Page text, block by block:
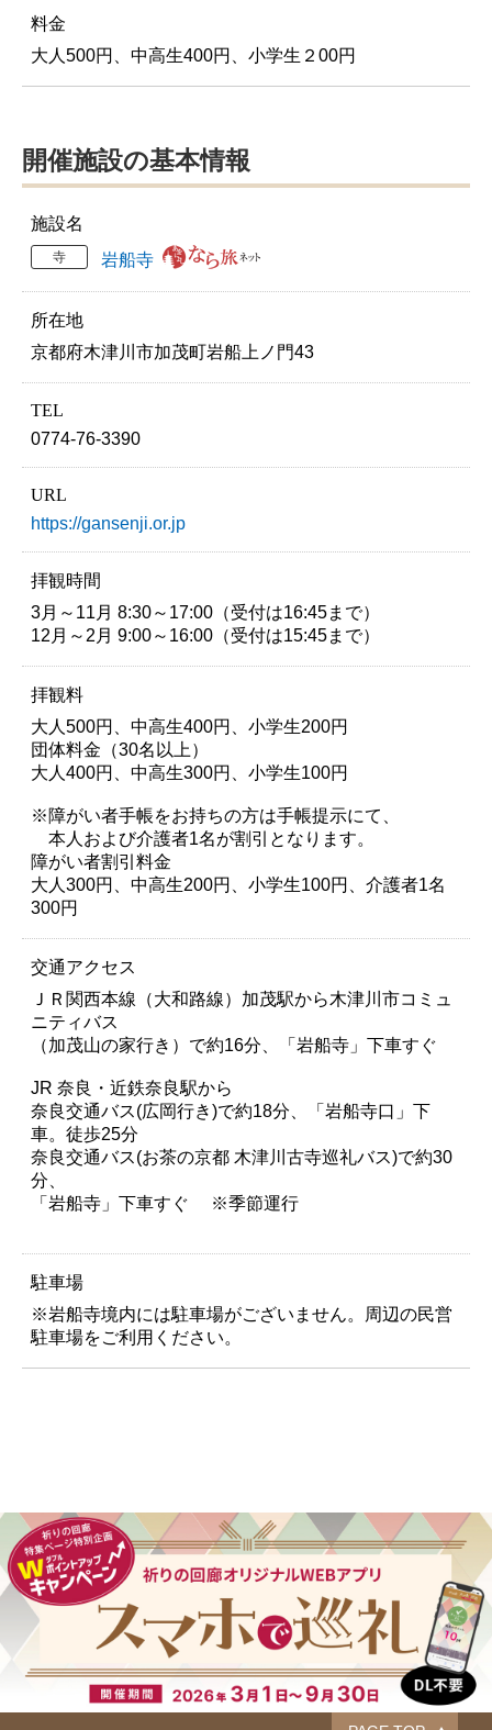
料金
大人500円、中高生400円、小学生２00円
開催施設の基本情報
施設名
寺 岩船寺
所在地
京都府木津川市加茂町岩船上ノ門43
TEL
0774-76-3390
URL
https://gansenji.or.jp
拝観時間
3月～11月 8:30～17:00（受付は16:45まで）
12月～2月 9:00～16:00（受付は15:45まで）
拝観料
大人500円、中高生400円、小学生200円
団体料金（30名以上）
大人400円、中高生300円、小学生100円
※障がい者手帳をお持ちの方は手帳提示にて、
本人および介護者1名が割引となります。
障がい者割引料金
大人300円、中高生200円、小学生100円、介護者1名
300円
交通アクセス
ＪＲ関西本線（大和路線）加茂駅から木津川市コミュ
ニティバス
（加茂山の家行き）で約16分、「岩船寺」下車すぐ
JR 奈良・近鉄奈良駅から
奈良交通バス(広岡行き)で約18分、「岩船寺口」下
車。徒歩25分
奈良交通バス(お茶の京都 木津川古寺巡礼バス)で約30
分、
「岩船寺」下車すぐ ※季節運行
駐車場
※岩船寺境内には駐車場がございません。周辺の民営
駐車場をご利用ください。